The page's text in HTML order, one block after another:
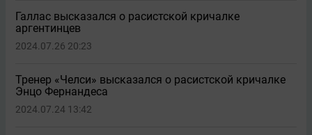
Галлас высказался о расистской кричалке
аргентинцев
2024.07.26 20:23
Тренер «Челси» высказался о расистской кричалке
Энцо Фернандеса
2024.07.24 13:42